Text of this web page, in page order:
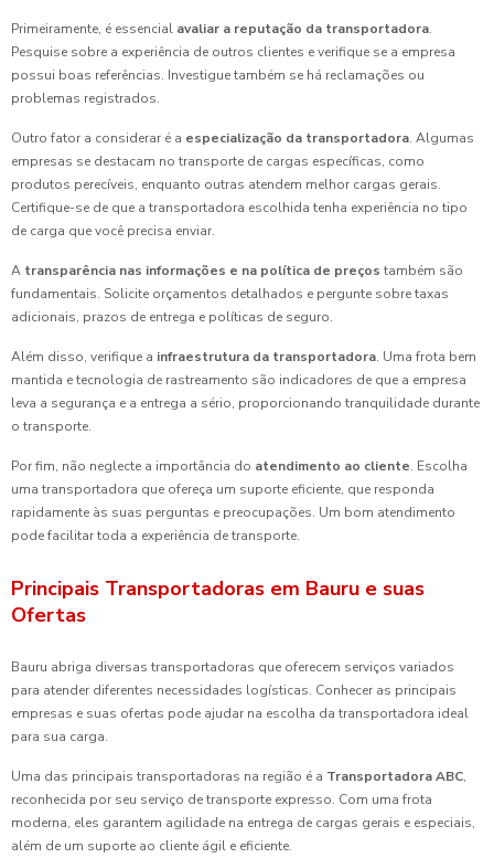
Primeiramente, é essencial avaliar a reputação da transportadora.
Pesquise sobre a experiência de outros clientes e verifique se a empresa
possui boas referências. Investigue também se há reclamações ou
problemas registrados.
Outro fator a considerar é a especialização da transportadora. Algumas
empresas se destacam no transporte de cargas específicas, como
produtos perecíveis, enquanto outras atendem melhor cargas gerais.
Certifique-se de que a transportadora escolhida tenha experiência no tipo
de carga que você precisa enviar.
A transparência nas informações e na política de preços também são
fundamentais. Solicite orçamentos detalhados e pergunte sobre taxas
adicionais, prazos de entrega e políticas de seguro.
Além disso, verifique a infraestrutura da transportadora. Uma frota bem
mantida e tecnologia de rastreamento são indicadores de que a empresa
leva a segurança e a entrega a sério, proporcionando tranquilidade durante
o transporte.
Por fim, não neglecte a importância do atendimento ao cliente. Escolha
uma transportadora que ofereça um suporte eficiente, que responda
rapidamente às suas perguntas e preocupações. Um bom atendimento
pode facilitar toda a experiência de transporte.
Principais Transportadoras em Bauru e suas
Ofertas
Bauru abriga diversas transportadoras que oferecem serviços variados
para atender diferentes necessidades logísticas. Conhecer as principais
empresas e suas ofertas pode ajudar na escolha da transportadora ideal
para sua carga.
Uma das principais transportadoras na região é a Transportadora ABC,
reconhecida por seu serviço de transporte expresso. Com uma frota
moderna, eles garantem agilidade na entrega de cargas gerais e especiais,
além de um suporte ao cliente ágil e eficiente.